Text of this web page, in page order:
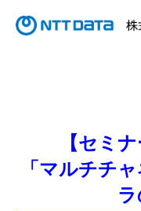
【セミ
「マルチチ
ラ